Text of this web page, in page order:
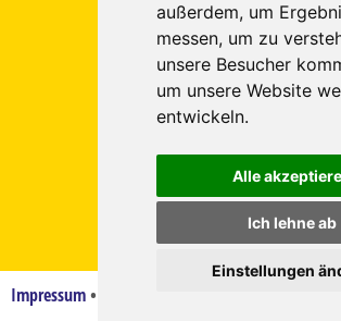
außerdem, um
messen, um zu
unsere Besucher
um unsere Website
entwickeln.
Alle
Ich lehne ab
Einstellungen
E-Mail:info
Internet:
Besuchen
Sie uns
auf
Facebook
Impressum•